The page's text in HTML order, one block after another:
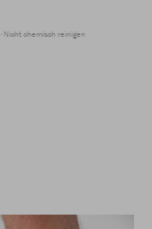
Nicht chemisch reinigen